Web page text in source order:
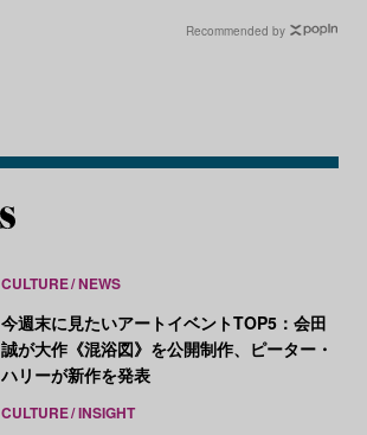
Recommended by
CULTURE NEWS
今週末に見たいアートイベントTOP5：会田
誠が大作《混浴図》を公開制作、ピーター・
ハリーが新作を発表
CULTURE INSIGHT